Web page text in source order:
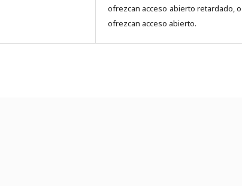
ofrezcan acceso abierto retardado,
ofrezcan acceso abierto.